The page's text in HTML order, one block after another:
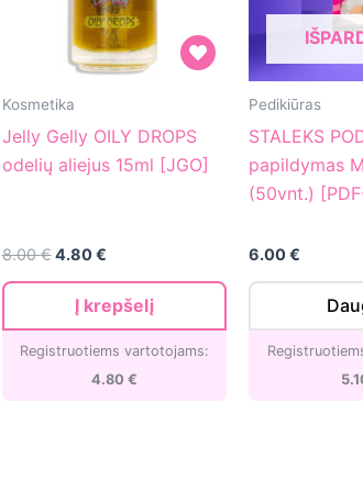
Jelly
OILY
DROPS
15ml
[JGO]
Kosmetika
Jelly Gelly OILY DROPS
odelių aliejus 15ml [JGO]
8.00€ Original
8.00 €.
4.80€Current
4.80 €.
Į krepšelį
Registruotiems vartotojams:
4.80 €
STALEKS
papildymas
M
gritų
[PDF-
20-
Pedikiūras
STALEKS
papildymas
(50vnt.)
6.00€